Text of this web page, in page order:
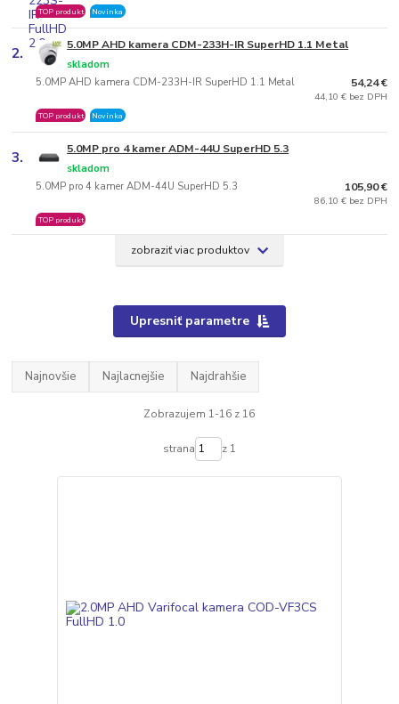
TOP produkt Novinka
2. 5.0MP AHD kamera CDM-233H-IR SuperHD 1.1 Metal
5.0MP AHD kamera CDM-233H-IR SuperHD 1.1 Metal
skladom
TOP produkt Novinka
54,24 €
44,10 € bez DPH
3. 5.0MP pro 4 kamer ADM-44U SuperHD 5.3
5.0MP pro 4 kamer ADM-44U SuperHD 5.3
skladom
TOP produkt
105,90 €
86,10 € bez DPH
zobraziť viac produktov
Upresniť parametre
Najnovšie Najlacnejšie Najdrahšie
Zobrazujem 1-16 z 16
strana z 1